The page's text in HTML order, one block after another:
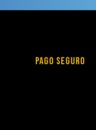
PAGO SEGURO